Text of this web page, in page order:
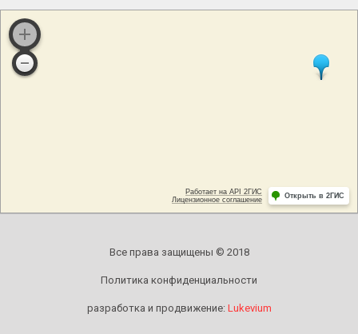
Все права защищены © 2018
Политика конфиденциальности
разработка и продвижение: Lukevium